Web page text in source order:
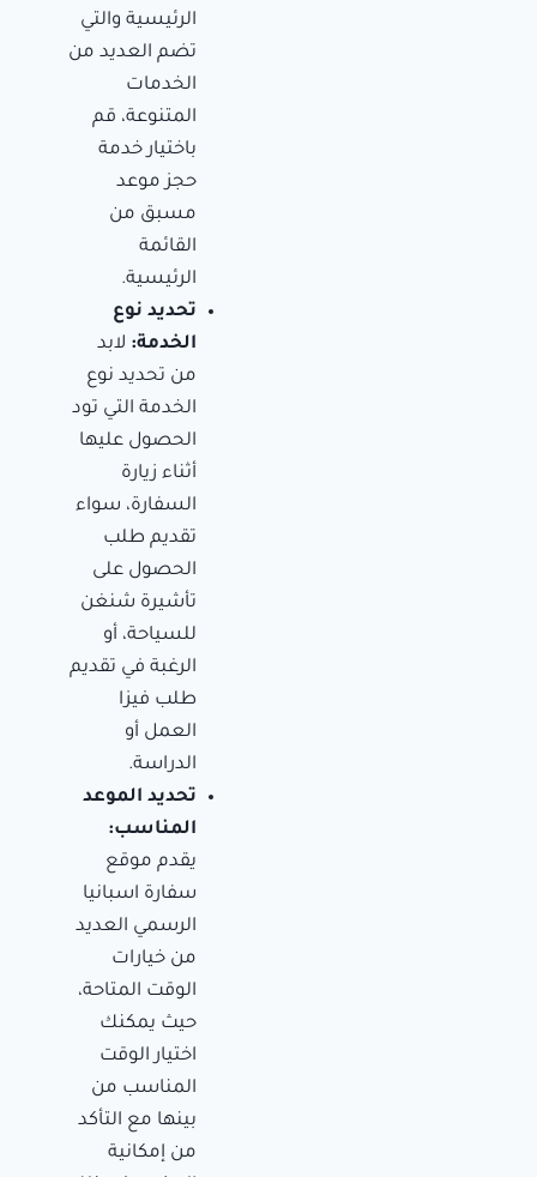
الرئيسية والتي
تضم العديد من
الخدمات
المتنوعة، قم
باختيار خدمة
حجز موعد
مسبق من
القائمة
الرئيسية.
تحديد نوع
الخدمة: لابد
من تحديد نوع
الخدمة التي تود
الحصول عليها
أثناء زيارة
السفارة، سواء
تقديم طلب
الحصول على
تأشيرة شنغن
للسياحة، أو
الرغبة في تقديم
طلب فيزا
العمل أو
الدراسة.
تحديد الموعد
المناسب:
يقدم موقع
سفارة اسبانيا
الرسمي العديد
من خيارات
الوقت المتاحة،
حيث يمكنك
اختيار الوقت
المناسب من
بينها مع التأكد
من إمكانية